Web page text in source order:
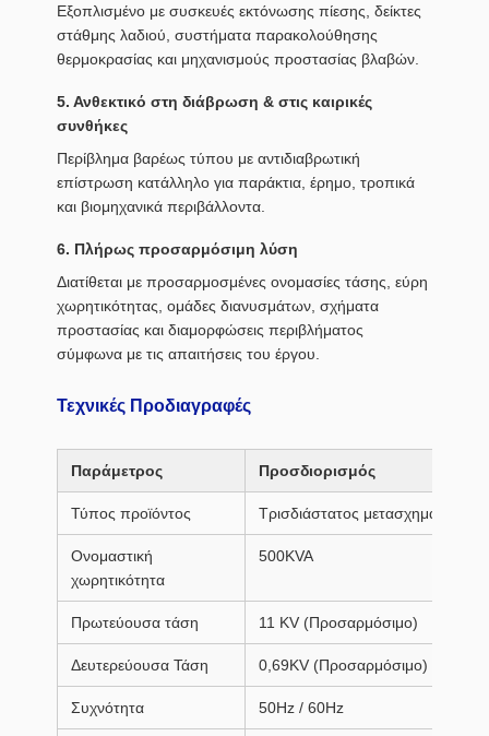
Εξοπλισμένο με συσκευές εκτόνωσης πίεσης, δείκτες
στάθμης λαδιού, συστήματα παρακολούθησης
θερμοκρασίας και μηχανισμούς προστασίας βλαβών.
5. Ανθεκτικό στη διάβρωση & στις καιρικές
συνθήκες
Περίβλημα βαρέως τύπου με αντιδιαβρωτική
επίστρωση κατάλληλο για παράκτια, έρημο, τροπικά
και βιομηχανικά περιβάλλοντα.
6. Πλήρως προσαρμόσιμη λύση
Διατίθεται με προσαρμοσμένες ονομασίες τάσης, εύρη
χωρητικότητας, ομάδες διανυσμάτων, σχήματα
προστασίας και διαμορφώσεις περιβλήματος
σύμφωνα με τις απαιτήσεις του έργου.
Τεχνικές Προδιαγραφές
Παράμετρος Προσδιορισμός
Τύπος προϊόντος Τρισδιάστατος μετασχηματιστής
Ονομαστική
χωρητικότητα
500KVA
Πρωτεύουσα τάση 11 KV (Προσαρμόσιμο)
Δευτερεύουσα Τάση 0,69KV (Προσαρμόσιμο)
Συχνότητα 50Hz / 60Hz